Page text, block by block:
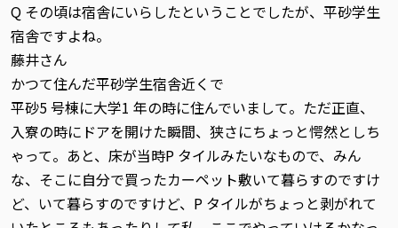
Q その頃は宿舎にいらしたということでしたが、平砂学生
宿舎ですよね。
藤井さん
かつて住んだ平砂学生宿舎近くで
平砂5 号棟に大学1 年の時に住んでいまして。ただ正直、
入寮の時にドアを開けた瞬間、狭さにちょっと愕然としち
ゃって。あと、床が当時P タイルみたいなもので、みん
な、そこに自分で買ったカーペット敷いて暮らすのですけ
ど、いて暮らすのですけど、P タイルがちょっと剥がれて